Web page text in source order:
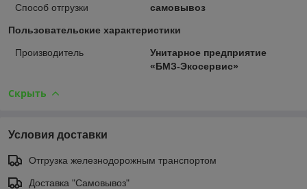
Способ отгрузки
самовывоз
Пользовательские характеристики
Производитель
Унитарное предприятие
«БМЗ-Экосервис»
Скрыть
Условия доставки
Отгрузка железнодорожным транспортом
Доставка "Самовывоз"